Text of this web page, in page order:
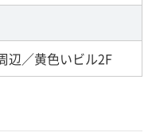
辺／黄色いビル2F